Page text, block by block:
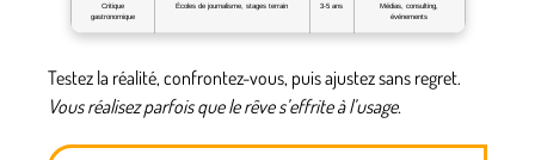
Critique
gastronomique
Écoles de journalisme, stages terrain 3-5 ans
Médias, consulting,
événements
Testez la réalité, confrontez-vous, puis ajustez sans regret.
Vous réalisez parfois que le rêve s’effrite à l’usage.